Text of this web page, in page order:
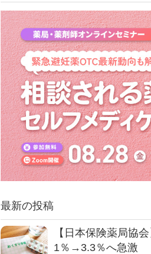
最新の投稿
【日本保険薬局協
1％→3.3％へ急激